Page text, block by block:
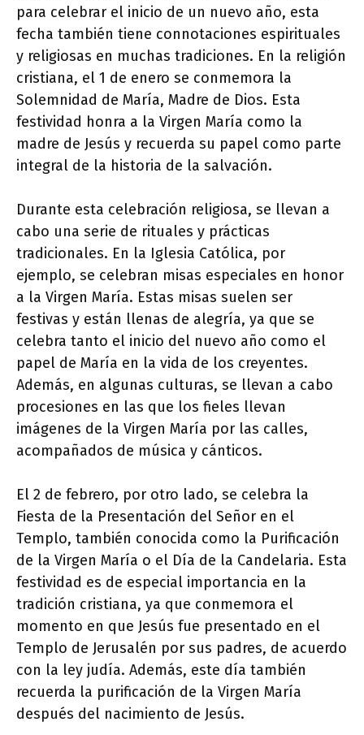
para celebrar el inicio de un nuevo año, esta
fecha también tiene connotaciones espirituales
y religiosas en muchas tradiciones. En la religión
cristiana, el 1 de enero se conmemora la
Solemnidad de María, Madre de Dios. Esta
festividad honra a la Virgen María como la
madre de Jesús y recuerda su papel como parte
integral de la historia de la salvación.
Durante esta celebración religiosa, se llevan a
cabo una serie de rituales y prácticas
tradicionales. En la Iglesia Católica, por
ejemplo, se celebran misas especiales en honor
a la Virgen María. Estas misas suelen ser
festivas y están llenas de alegría, ya que se
celebra tanto el inicio del nuevo año como el
papel de María en la vida de los creyentes.
Además, en algunas culturas, se llevan a cabo
procesiones en las que los fieles llevan
imágenes de la Virgen María por las calles,
acompañados de música y cánticos.
El 2 de febrero, por otro lado, se celebra la
Fiesta de la Presentación del Señor en el
Templo, también conocida como la Purificación
de la Virgen María o el Día de la Candelaria. Esta
festividad es de especial importancia en la
tradición cristiana, ya que conmemora el
momento en que Jesús fue presentado en el
Templo de Jerusalén por sus padres, de acuerdo
con la ley judía. Además, este día también
recuerda la purificación de la Virgen María
después del nacimiento de Jesús.